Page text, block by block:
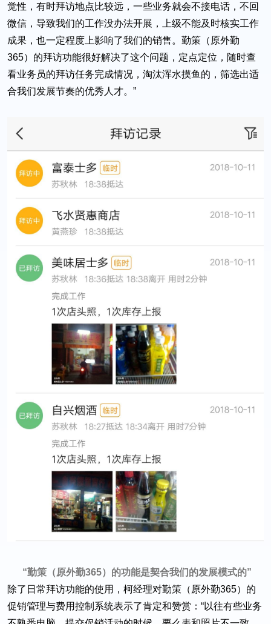
觉性，有时拜访地点比较远，一些业务就会不接电话，不回
微信，导致我们的工作没办法开展，上级不能及时核实工作
成果，也一定程度上影响了我们的销售。勤策（原外勤
365）的拜访功能很好解决了这个问题，定点定位，随时查
看业务员的拜访任务完成情况，淘汰浑水摸鱼的，筛选出适
合我们发展节奏的优秀人才。”
“勤策（原外勤365）的功能是契合我们的发展模式的”
除了日常拜访功能的使用，柯经理对勤策（原外勤365）的
促销管理与费用控制系统表示了肯定和赞赏：“以往有些业务